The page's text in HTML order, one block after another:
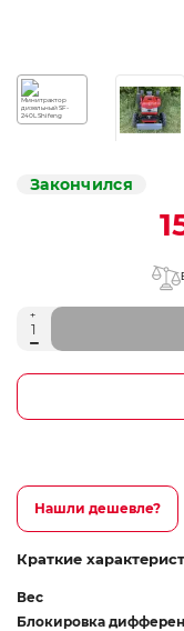
Закончился
Нашли дешевле?
Краткие
Вес
Блокировка